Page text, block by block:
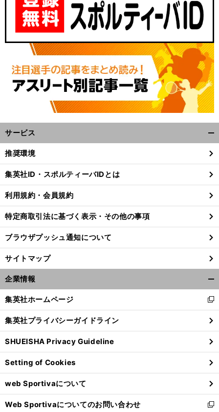
サービス
閉
る
推奨環境
集英社ID・スポルティーバIDとは
利用規約・会員規約
特定商取引法に基づく表示・その他の事項
ブラウザプッシュ通知について
サイトマップ
企業情報
閉
る
集英社ホームページ
新
し
い
ウ
ィ
ン
ド
ウ
で
開
く
集英社プライバシーガイドライン
SHUEISHA Privacy Guideline
Setting of Cookies
web Sportivaについて
Web Sportivaについてのお問い合わせ
新